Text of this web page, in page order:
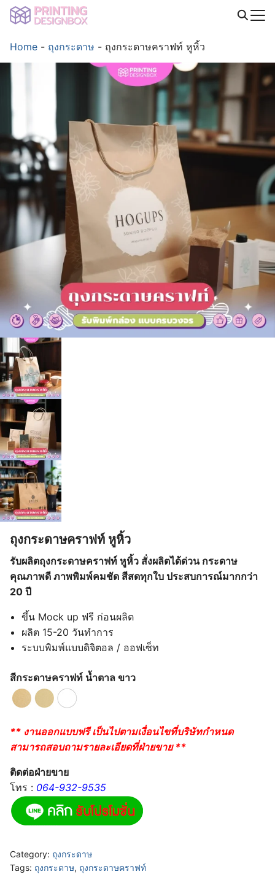
Skip
for:
Home - ถุงกระดาษ - ถุงกระดาษคราฟท์ หูหิ้ว
ถุงกระดาษคราฟท์ หูหิ้ว
รับผลิตถุงกระดาษคราฟท์ หูหิ้ว สั่งผลิตได้ด่วน กระดาษ
คุณภาพดี ภาพพิมพ์คมชัด สีสดทุกใบ ประสบการณ์มากกว่า
20 ปี
ขึ้น Mock up ฟรี ก่อนผลิต
ผลิต 15-20 วันทำการ
ระบบพิมพ์แบบดิจิตอล / ออฟเซ็ท
สีกระดาษคราฟท์ น้ำตาล ขาว
** งานออกแบบฟรี เป็นไปตามเงื่อนไขที่บริษัทกำหนด
สามารถสอบถามรายละเอียดที่ฝ่ายขาย **
ติดต่อฝ่ายขาย
โทร : 064-932-9535
Category: ถุงกระดาษ
Tags: ถุงกระดาษ, ถุงกระดาษคราฟท์